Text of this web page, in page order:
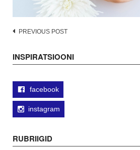
Post
PREVIOUS POST
INSPIRATSIOONI
facebook
instagram
RUBRIIGID